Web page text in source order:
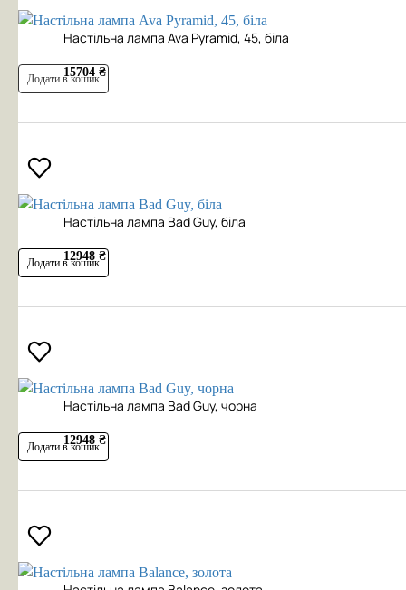
Настільна лампа Ava Pyramid, 45, біла
15704 ₴
Додати в кошик
Настільна лампа Bad Guy, біла
12948 ₴
Додати в кошик
Настільна лампа Bad Guy, чорна
12948 ₴
Додати в кошик